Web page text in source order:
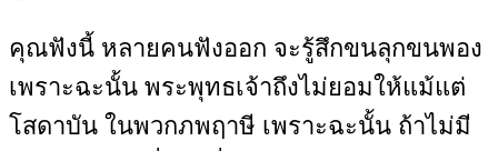
คุณฟังนี้ หลายคนฟังออก จะรู้สึกขนลุกขนพอง
เพราะฉะนั้น พระพุทธเจ้าถึงไม่ยอมให้แม้แต่
โสดาบัน ในพวกภพฤาษี เพราะฉะนั้น ถ้าไม่มี